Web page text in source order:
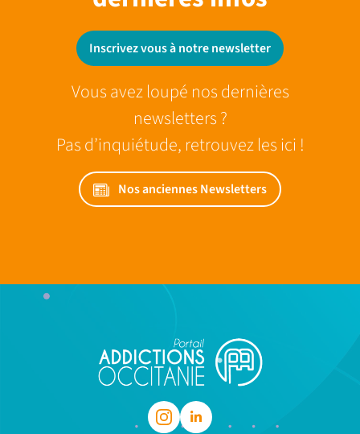
Inscrivez vous à notre newsletter
Vous avez loupé nos dernières
newsletters ?
Pas d’inquiétude, retrouvez les ici !
Nos anciennes Newsletters